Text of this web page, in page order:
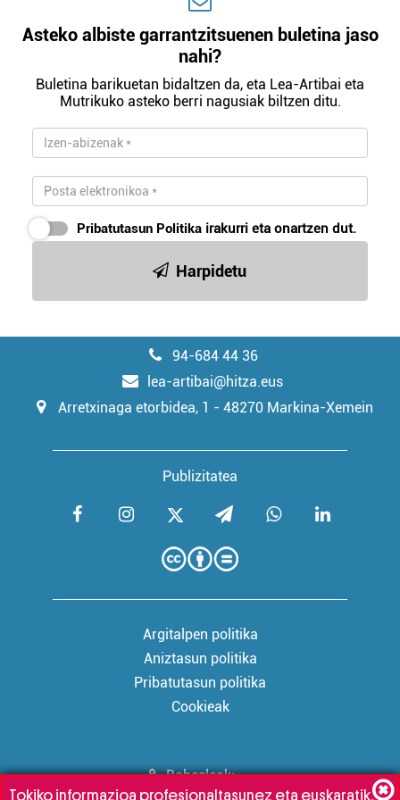
Asteko albiste garrantzitsuenen buletina jaso
nahi?
Buletina barikuetan bidaltzen da, eta Lea-Artibai eta
Mutrikuko asteko berri nagusiak biltzen ditu.
Pribatutasun Politika irakurri eta onartzen dut.
Harpidetu
94-684 44 36
lea-artibai@hitza.eus
Arretxinaga etorbidea, 1 - 48270 Markina-Xemein
Publizitatea
Argitalpen politika
Aniztasun politika
Pribatutasun politika
Cookieak
Babesleak:
Tokiko informazioa profesionaltasunez eta euskaratik,